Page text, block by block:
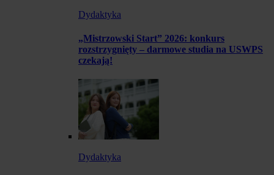
Dydaktyka
„Mistrzowski Start” 2026: konkurs
rozstrzygnięty – darmowe studia na USWPS
czekają!
Dydaktyka